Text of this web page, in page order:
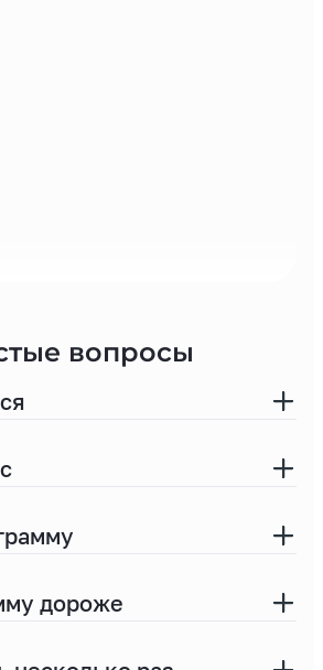
вопросы
кабинете на сайте
дороже